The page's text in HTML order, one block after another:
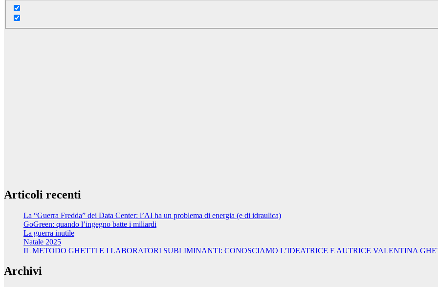
Articoli recenti
La “Guerra Fredda” dei Data Center: l’AI ha un problema di energia (e di idraulica)
GoGreen: quando l’ingegno batte i miliardi
La guerra inutile
Natale 2025
IL METODO GHETTI E I LABORATORI SUBLIMINANTI: CONOSCIAMO L’IDEATRICE E AUTRICE VALENTINA
Archivi